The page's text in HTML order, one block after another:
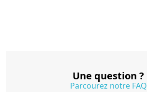
Une question ?
Parcourez notre FAQ